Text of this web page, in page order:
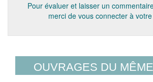
Pour évaluer et laisser un
merci de vous connecter à
OUVRAGES DU